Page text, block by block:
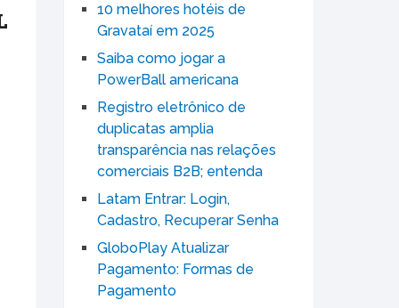
10 melhores hotéis de
Gravataí em 2025
Saiba como jogar a
PowerBall americana
Registro eletrônico de
duplicatas amplia
transparência nas relações
comerciais B2B; entenda
Latam Entrar: Login,
Cadastro, Recuperar Senha
GloboPlay Atualizar
Pagamento: Formas de
Pagamento